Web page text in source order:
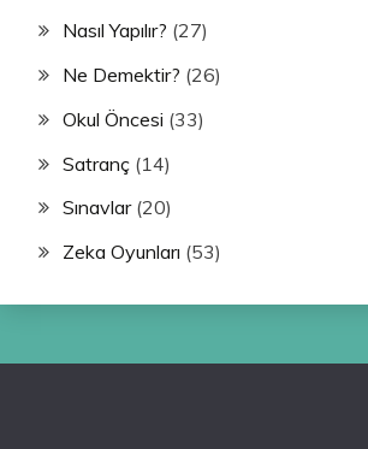
Nasıl Yapılır? (27)
Ne Demektir? (26)
Okul Öncesi (33)
Satranç (14)
Sınavlar(20)
Zeka Oyunları (53)